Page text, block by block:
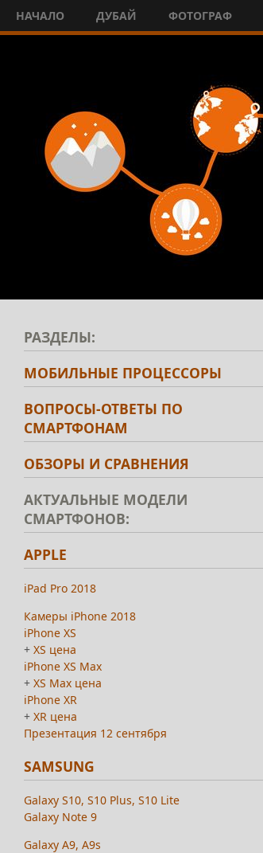
НАЧАЛО ДУБАЙ ФОТОГРАФ
РАЗДЕЛЫ:
МОБИЛЬНЫЕ ПРОЦЕССОРЫ
ВОПРОСЫ-ОТВЕТЫ ПО
СМАРТФОНАМ
ОБЗОРЫ И СРАВНЕНИЯ
АКТУАЛЬНЫЕ МОДЕЛИ
СМАРТФОНОВ:
APPLE
iPad Pro 2018
Камеры iPhone 2018
iPhone XS
+ XS цена
iPhone XS Max
+ XS Max цена
iPhone XR
+ XR цена
Презентация 12 сентября
SAMSUNG
Galaxy S10, S10 Plus, S10 Lite
Galaxy Note 9
Galaxy A9, A9s